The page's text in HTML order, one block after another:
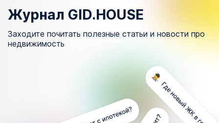
Журнал GID.HOUSE
Заходите почитать полезные статьи и новости про
недвижимость